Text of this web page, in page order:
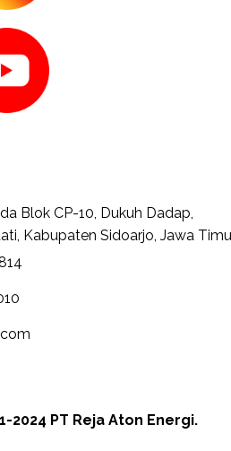
Blok CP-10, Dukuh Dadap,
Kabupaten Sidoarjo, Jawa
2024 PT Reja Aton Energi.